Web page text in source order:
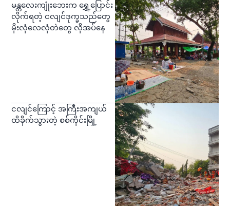
မန္တလေးကျုံးဘေးက ရွှေ့ပြောင်း
လိုက်ရတဲ့ ငလျင်ဒုက္ခသည်တွေ
မိုးလုံလေလုံတဲတွေ လိုအပ်နေ
ငလျင်ကြောင့် အကြီးအကျယ်
ထိခိုက်သွားတဲ့ စစ်ကိုင်းမြို့